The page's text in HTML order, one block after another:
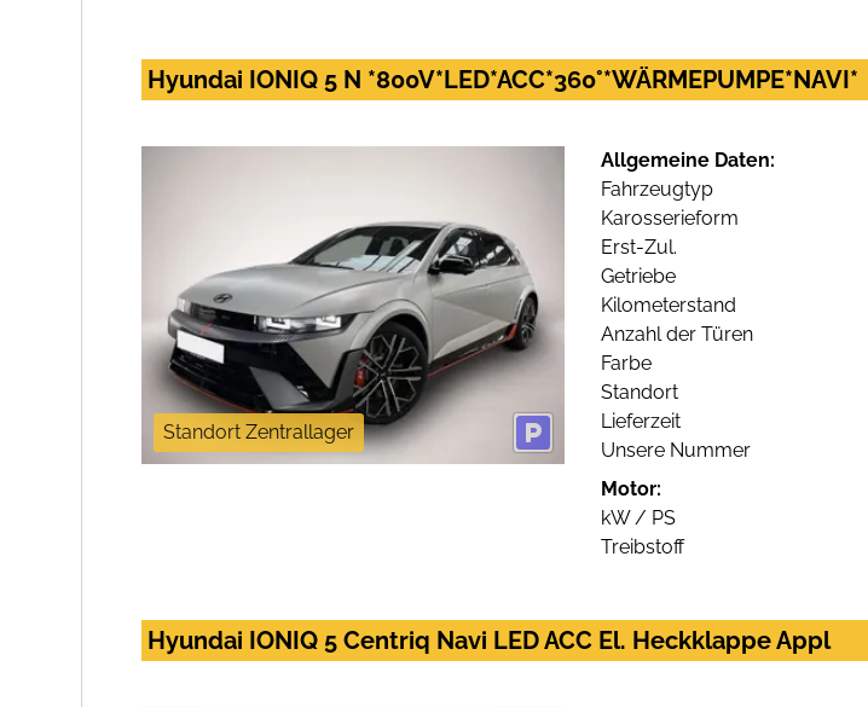
Hyundai IONIQ 5 N *800V*LED*ACC*360°*WÄRMEPUMPE*NAVI*
Standort Zentrallager
Allgemeine Daten:
Fahrzeugtyp
Karosserieform
Erst-Zul.
Getriebe
Kilometerstand
Anzahl der Türen
Farbe
Standort
Lieferzeit
Unsere Nummer
Motor:
kW / PS
Treibstoff
Hyundai IONIQ 5 Centriq Navi LED ACC El. Heckklappe Appl